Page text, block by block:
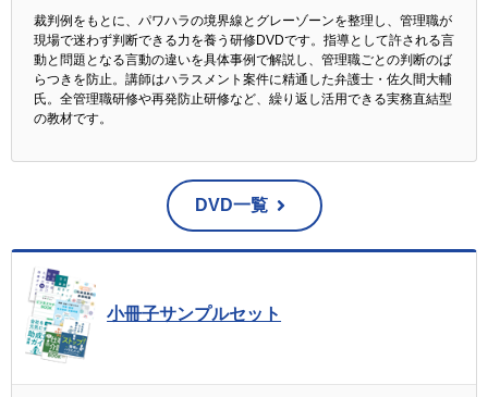
裁判例をもとに、パワハラの境界線とグレーゾーンを整理し、管理職が
現場で迷わず判断できる力を養う研修DVDです。指導として許される言
動と問題となる言動の違いを具体事例で解説し、管理職ごとの判断のば
らつきを防止。講師はハラスメント案件に精通した弁護士・佐久間大輔
氏。全管理職研修や再発防止研修など、繰り返し活用できる実務直結型
の教材です。
DVD一覧
小冊子サンプルセット